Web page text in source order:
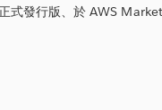
式發行版、於 AWS